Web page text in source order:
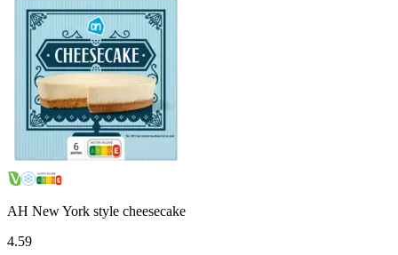
AH New York style cheesecake
4.59